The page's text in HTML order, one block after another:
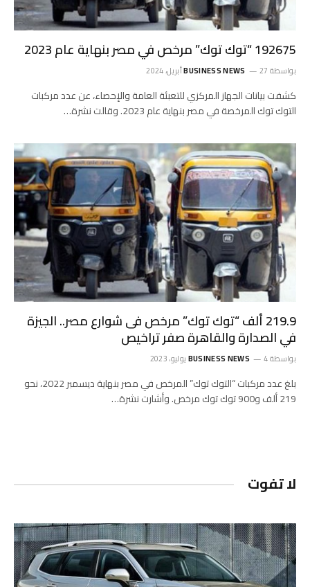
192675 “توك توك” مرخص في مصر بنهاية عام 2023
بواسطة BUSINESS NEWS 27 أبريل، 2024
كشفت بيانات الجهاز المركزي للتعبئة العامة والإحصاء، عن عدد مركبات
التوك توك المرخصة في مصر بنهاية عام 2023. وقالت نشرة…
219.9 ألف “توك توك” مرخص فى شوارع مصر.. الجيزة
في الصدارة والقاهرة صفر تراخيص
بواسطة BUSINESS NEWS 4 يوليو، 2023
بلغ عدد مركبات “التوك توك” المرخص في مصر بنهاية ديسمبر 2022، نحو
219 ألف و900 توك توك مرخص. وأشارت نشرة…
لا تفوت